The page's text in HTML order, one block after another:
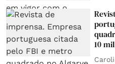
10